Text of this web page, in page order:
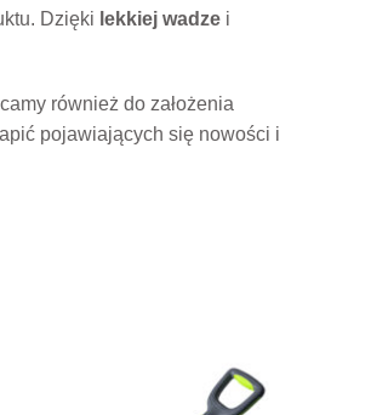
Dzięki lekkiej wadze i
również do założenia
pojawiających się nowości i